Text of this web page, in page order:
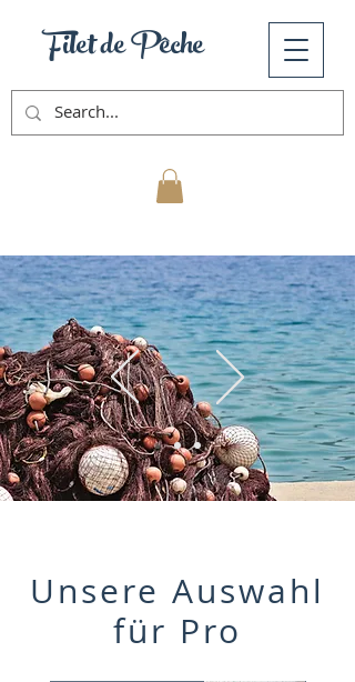
Filet de Pêche
Unsere Auswahl
für Pro